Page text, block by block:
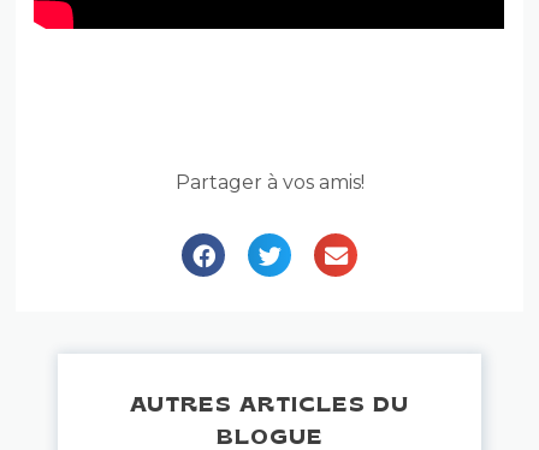
Partager à vos amis!
AUTRES ARTICLES DU
BLOGUE